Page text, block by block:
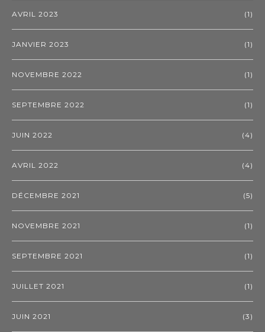
AVRIL 2023 (1)
JANVIER 2023 (1)
NOVEMBRE 2022 (1)
SEPTEMBRE 2022 (1)
JUIN 2022 (4)
AVRIL 2022 (4)
DÉCEMBRE 2021 (5)
NOVEMBRE 2021 (1)
SEPTEMBRE 2021 (1)
JUILLET 2021 (1)
JUIN 2021 (3)